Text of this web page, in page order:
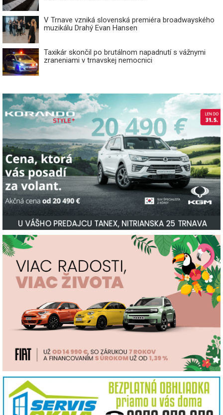
V Trnave vzniká slovenská premiéra broadwayského
muzikálu Drahý Evan Hansen
Taxikár skončil po brutálnom napadnutí s vážnymi
zraneniami v trnavskej nemocnici